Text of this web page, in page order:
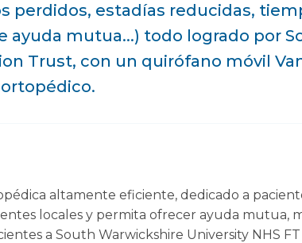
perdidos, estadías reducidas,
ayuda mutua...) todo logrado por
Trust, con un quirófano móvil
altamente eficiente, dedicado a
locales y permita ofrecer ayuda mutua,
a South Warwickshire University NHS